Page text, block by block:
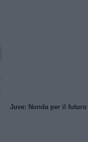
Juve: Nonda per il futuro